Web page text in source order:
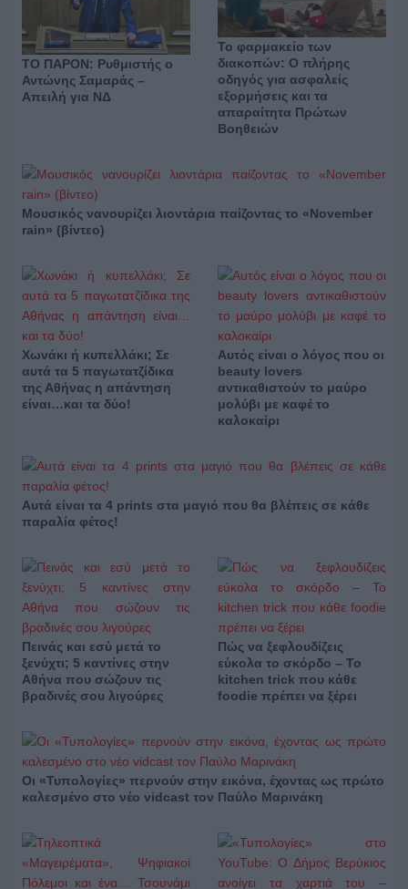
ΤΟ ΠΑΡΟΝ: Ρυθμιστής ο
Αντώνης Σαμαράς –
Απειλή για ΝΔ
Το φαρμακείο των
διακοπών: Ο πλήρης
οδηγός για ασφαλείς
εξορμήσεις και τα
απαραίτητα Πρώτων
Βοηθειών
Μουσικός νανουρίζει λιοντάρια παίζοντας το «November
rain» (βίντεο)
Χωνάκι ή κυπελλάκι; Σε
αυτά τα 5 παγωτατζίδικα
της Αθήνας η απάντηση
είναι…και τα δύο!
Αυτός είναι ο λόγος που οι
beauty lovers
αντικαθιστούν το μαύρο
μολύβι με καφέ το
καλοκαίρι
Αυτά είναι τα 4 prints στα μαγιό που θα βλέπεις σε κάθε
παραλία φέτος!
Πεινάς και εσύ μετά το
ξενύχτι; 5 καντίνες στην
Αθήνα που σώζουν τις
βραδινές σου λιγούρες
Πώς να ξεφλουδίζεις
εύκολα το σκόρδο – Το
kitchen trick που κάθε
foodie πρέπει να ξέρει
Οι «Τυπολογίες» περνούν στην εικόνα, έχοντας ως πρώτο
καλεσμένο στο νέο vidcast τον Παύλο Μαρινάκη